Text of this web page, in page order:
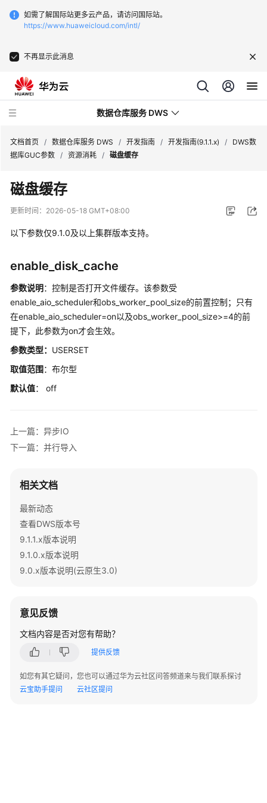
如需了解国际站更多云产品，请访问国际站。
https://www.huaweicloud.com/intl/
不再显示此消息
数据仓库服务 DWS
最
新
动
公
告
产
品
绍
费
快
门
用
户
指
南
实
践
迁
移
文档首页 / 数据仓库服务 DWS / 开发指南 / 开发指南(9.1.1.x) /
DWS数
据库GUC参数 / 资源消耗 / 磁盘缓存
磁盘缓存
更新时间： 2026-05-18 GMT+08:00
以下参数仅9.1.0及以上集群版本支持。
enable_disk_cache
参数说明：控制是否打开文件缓存。该参数受
enable_aio_scheduler和obs_worker_pool_size的前置控制；只有
在enable_aio_scheduler=on以及obs_worker_pool_size>=4的前
提下，此参数为on才会生效。
参数类型： USERSET
取值范围：布尔型
默认值： off
上一篇：异步IO
下一篇：并行导入
相关文档
最新动态
查看DWS版本号
9.1.1.x版本说明
9.1.0.x版本说明
9.0.x版本说明(云原生3.0)
意见反馈
文档内容是否对您有帮助？
提供反馈
如您有其它疑问，您也可以通过华为云社区问答频道来与我们联系探讨
云宝助手提问
云社区提问